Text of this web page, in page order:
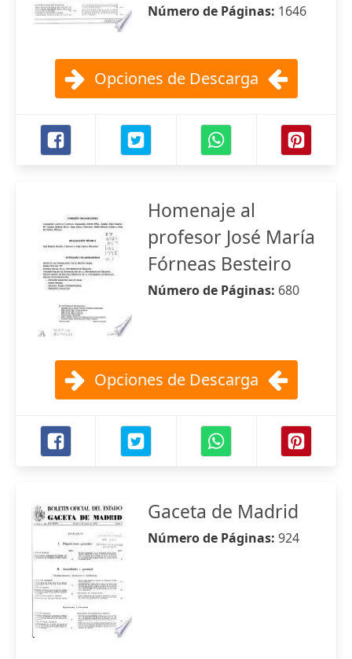
Número de Páginas: 1646
Opciones de Descarga
Homenaje al
profesor José María
Fórneas Besteiro
Número de Páginas: 680
Opciones de Descarga
Gaceta de Madrid
Número de Páginas: 924